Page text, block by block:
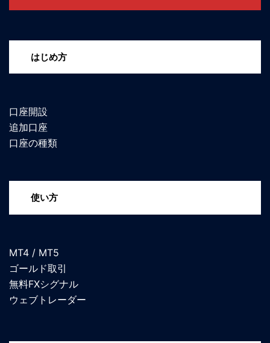
はじめ方
口座開設
追加口座
口座の種類
使い方
MT4 / MT5
ゴールド取引
無料FXシグナル
ウェブトレーダー